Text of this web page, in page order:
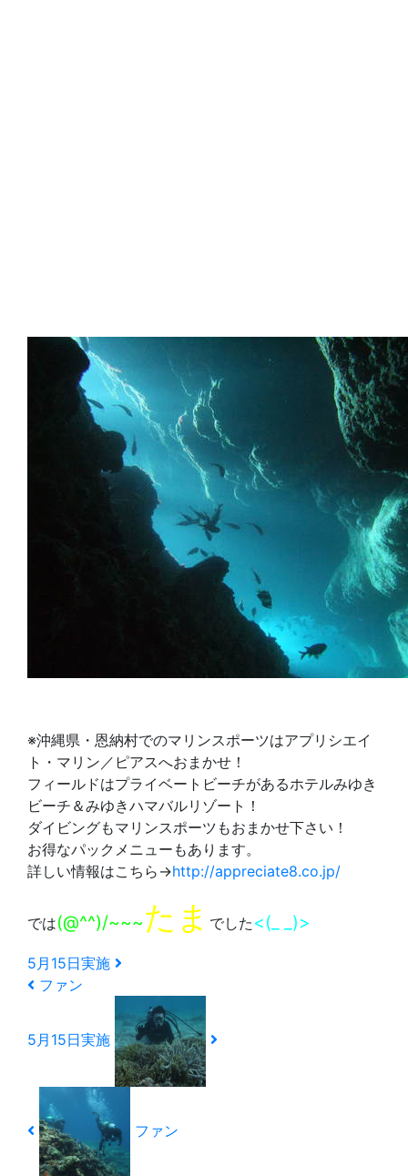
※沖縄県・恩納村でのマリンスポーツはアプリシエイ
ト・マリン／ピアスへおまかせ！
フィールドはプライベートビーチがあるホテルみゆき
ビーチ＆みゆきハマバルリゾート！
ダイビングもマリンスポーツもおまかせ下さい！
お得なパックメニューもあります。
詳しい情報はこちら→http://appreciate8.co.jp/
では(@^^)/~~~たま でした <(_ _)>
5月15日実施
ファン
5月15日実施
ファン